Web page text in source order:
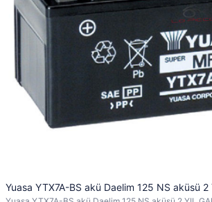
Yuasa YTX7A-BS akü Daelim 125 NS aküsü 2